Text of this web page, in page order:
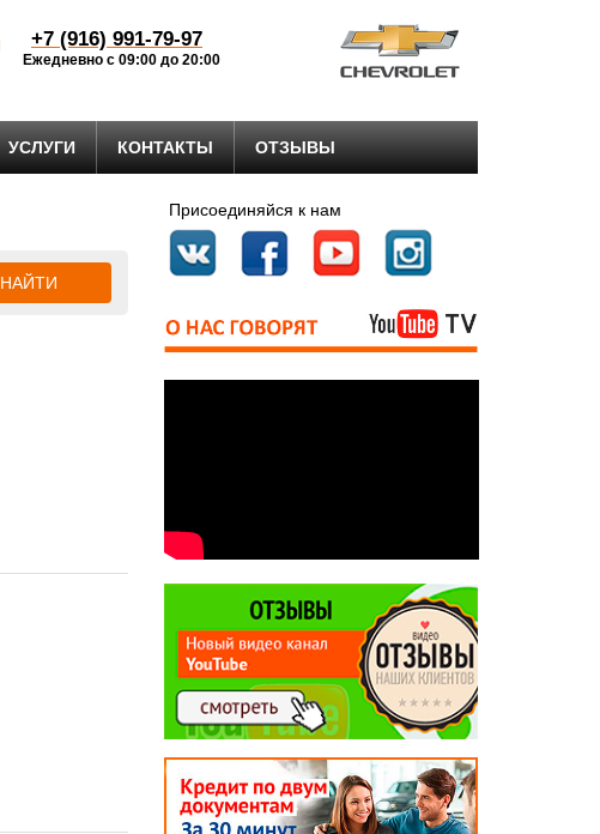
+7 (916) 991-79-97
Ежедневно с 09:00 до 20:00
УСЛУГИ КОНТАКТЫ ОТЗЫВЫ
НАЙТИ
Присоединяйся к нам